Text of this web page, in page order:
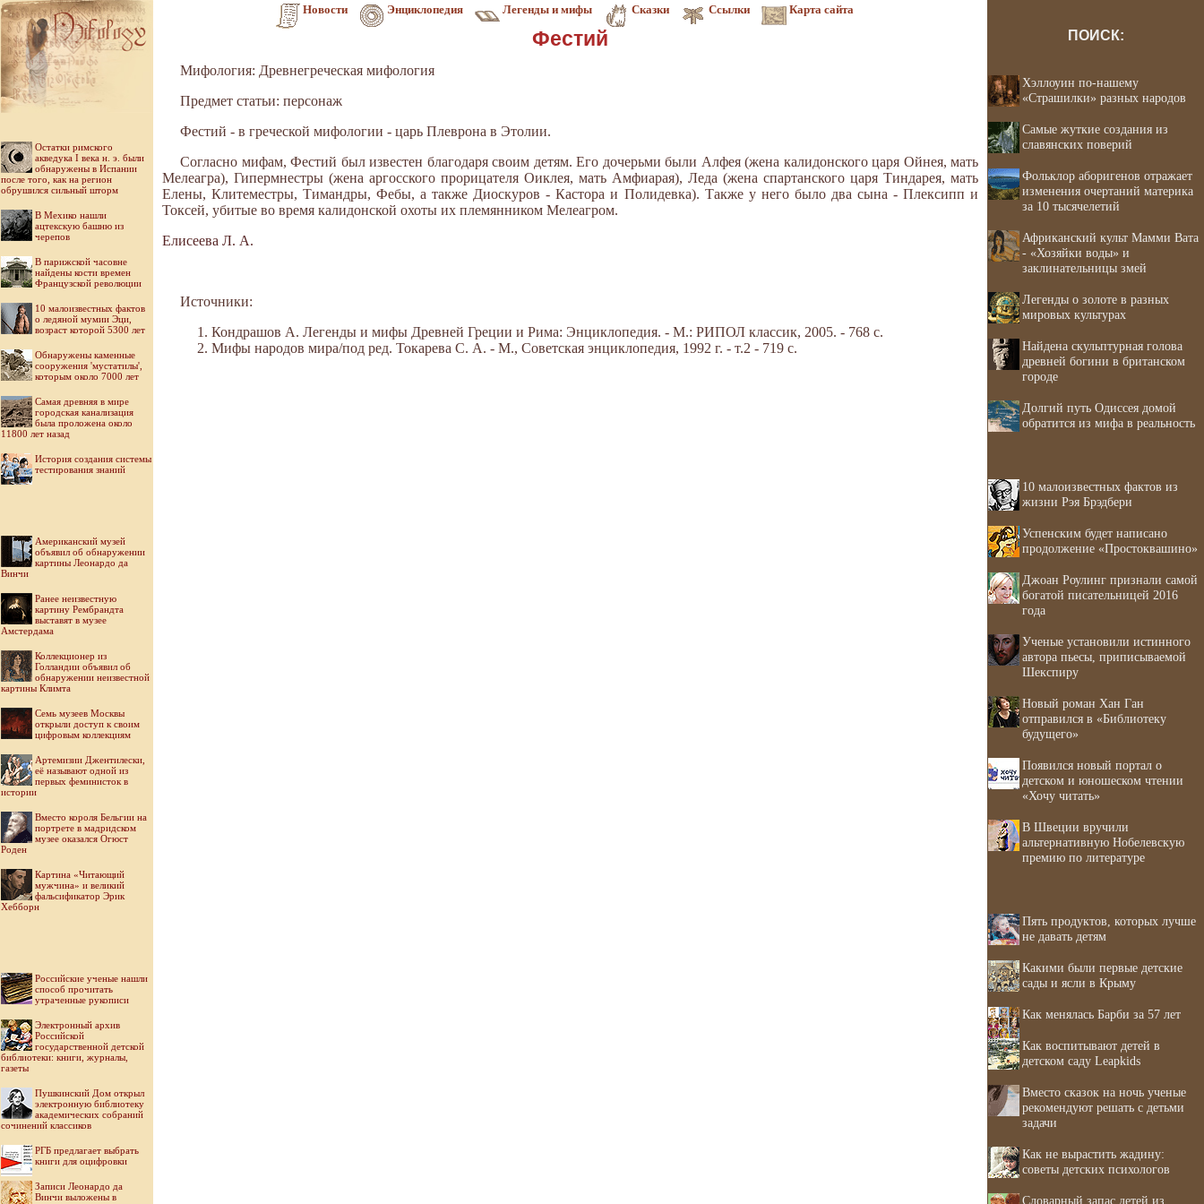
Новости Энциклопедия Легенды и мифы Сказки Ссылки Карта сайта
Остатки римского
акведука I века н. э. были
обнаружены в Испании
после того, как на регион
обрушился сильный шторм
В Мехико нашли
ацтекскую башню из
черепов
В парижской часовне
найдены кости времен
Французской революции
10 малоизвестных фактов
о ледяной мумии Эци,
возраст которой 5300 лет
Обнаружены каменные
сооружения 'мустатилы',
которым около 7000 лет
Самая древняя в мире
городская канализация
была проложена около
11800 лет назад
История создания системы
тестирования знаний
Американский музей
объявил об обнаружении
картины Леонардо да
Винчи
Ранее неизвестную
картину Рембрандта
выставят в музее
Амстердама
Коллекционер из
Голландии объявил об
обнаружении неизвестной
картины Климта
Семь музеев Москвы
открыли доступ к своим
цифровым коллекциям
Артемизии Джентилески,
её называют одной из
первых феминисток в
истории
Вместо короля Бельгии на
портрете в мадридском
музее оказался Огюст
Роден
Картина «Читающий
мужчина» и великий
фальсификатор Эрик
Хебборн
Российские ученые нашли
способ прочитать
утраченные рукописи
Электронный архив
Российской
государственной детской
библиотеки: книги, журналы,
газеты
Пушкинский Дом открыл
электронную библиотеку
академических собраний
сочинений классиков
РГБ предлагает выбрать
книги для оцифровки
Записи Леонардо да
Винчи выложены в
Фестий
Мифология: Древнегреческая мифология
Предмет статьи: персонаж
Фестий - в греческой мифологии - царь Плеврона в Этолии.
Согласно мифам, Фестий был известен благодаря своим детям. Его дочерьми были Ал­фея (жена калидонского царя Ойнея, мать
Мелеагра), Гипермнестры (жена аргосского прорицателя Оиклея, мать Амфиарая), Леда (жена спартанского царя Тиндарея, мать
Елены, Клитеместры, Тимандры, Фебы, а также Диоскуров - Кастора и Полидевка). Также у него было два сына - Плексипп и
Токсей, убитые во время калидонской охоты их племянником Мелеагром.
Елисеева Л. А.
Источники:
Кондрашов А. Легенды и мифы Древней Греции и Рима: Энциклопедия. - М.: РИПОЛ классик, 2005. - 768 с.
Мифы народов мира/под ред. Токарева С. А. - М., Советская энциклопедия, 1992 г. - т.2 - 719 с.
ПОИСК:
Хэллоуин по-нашему
«Страшилки» разных народов
Самые жуткие создания из
славянских поверий
Фольклор аборигенов отражает
изменения очертаний материка
за 10 тысячелетий
Африканский культ Мамми Вата
- «Хозяйки воды» и
заклинательницы змей
Легенды о золоте в разных
мировых культурах
Найдена скульптурная голова
древней богини в британском
городе
Долгий путь Одиссея домой
обратится из мифа в реальность
10 малоизвестных фактов из
жизни Рэя Брэдбери
Успенским будет написано
продолжение «Простоквашино»
Джоан Роулинг признали самой
богатой писательницей 2016
года
Ученые установили истинного
автора пьесы, приписываемой
Шекспиру
Новый роман Хан Ган
отправился в «Библиотеку
будущего»
Появился новый портал о
детском и юношеском чтении
«Хочу читать»
В Швеции вручили
альтернативную Нобелевскую
премию по литературе
Пять продуктов, которых лучше
не давать детям
Какими были первые детские
сады и ясли в Крыму
Как менялась Барби за 57 лет
Как воспитывают детей в
детском саду Leapkids
Вместо сказок на ночь ученые
рекомендуют решать с детьми
задачи
Как не вырастить жадину:
советы детских психологов
Словарный запас детей из